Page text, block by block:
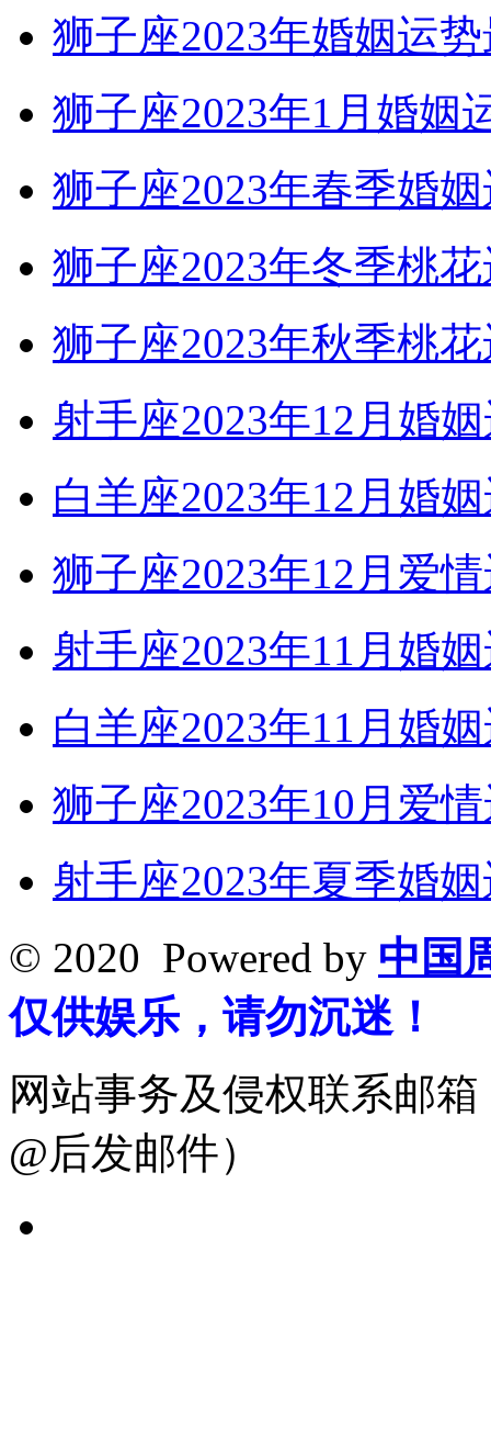
狮子座2023年婚姻
狮子座2023年1月婚姻
狮子座2023年春季婚
狮子座2023年冬季桃
狮子座2023年秋季
射手座2023年12月婚
白羊座2023年12月婚
狮子座2023年12月
射手座2023年11月
白羊座2023年11月
狮子座2023年10月爱
射手座2023年夏季婚
© 2020 Powered by 中国
仅供娱乐，请勿沉迷！
网站事务及侵权联系邮箱
@后发邮件）